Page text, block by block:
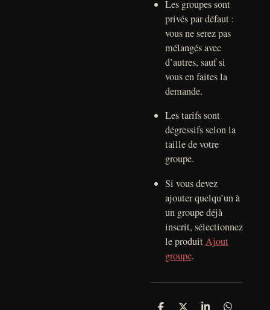
Les groupes sont
privés par défaut :
vous ne serez pas
mélangés avec
d’autres, sauf si
vous en faites la
demande.
Les tarifs sont
dégressifs selon la
taille de votre
groupe.
Si vous devez
ajouter quelqu’un à
un groupe déjà
inscrit, sélectionnez
le produitAjout
groupe.